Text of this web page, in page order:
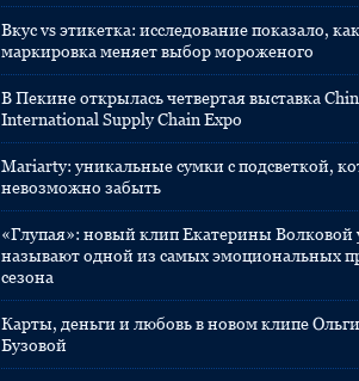
Вкус vs этикетка: исследование показало, как
маркировка меняет выбор мороженого
В Пекине открылась четвертая выставка
International Supply Chain Expo
Mariarty: уникальные сумки с подсветкой,
невозможно забыть
«Глупая»: новый клип Екатерины Волковой
называют одной из самых эмоциональных
сезона
Карты, деньги и любовь в новом клипе Ольги
Бузовой